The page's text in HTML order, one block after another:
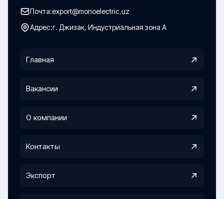
Почта:export@monoelectric.uz
Адрес:г. Джизак, Индустриальная зона А
Главная
Вакансии
О компании
Контакты
Экспорт